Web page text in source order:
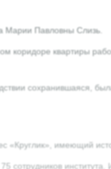
Марии Павловны Слизь.
квартиры
сохранившаяся,
«Круглик», имеющий
сотрудников